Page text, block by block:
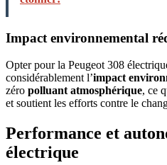
Impact environnemental
Opter pour la Peugeot 308
considérablement l’impact
zéro polluant atmosphérique, ce
et soutient les efforts contre le
Performance et
électrique